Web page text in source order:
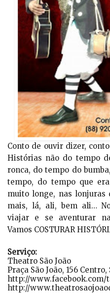
Conto de ouvir dizer,
Histórias não do tempo
ronca, do tempo do
tempo, do tempo que
muito longe, nas
mais, lá, ali, bem ali…
viajar e se aventurar
Vamos COSTURAR
Serviço:
Theatro São João
Praça São João, 156
http://www.facebook.com/
http://